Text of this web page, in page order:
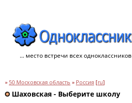
... место встречи всех одноклассников
» 50 Московская область » Россия [ru]
Шаховская - Выберите школу